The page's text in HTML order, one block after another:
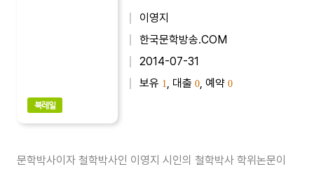
북레일
이영지
한국문학방송.COM
2014-07-31
보유 1 , 대출 0 , 예약 0
문학박사이자 철학박사인 이영지 시인의 철학박사 학위논문이